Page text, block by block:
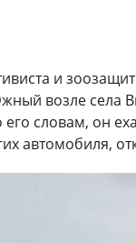
и
возле села
словам, он
автомобиля,